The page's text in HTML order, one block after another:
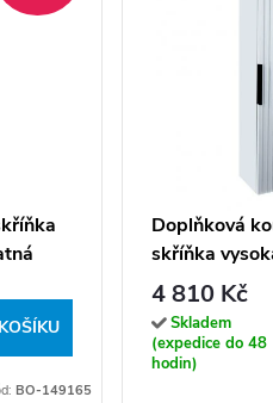
BO-149165
Doplňková
skříňka
bílá
4 810 Kč
Skladem
(expedice do 48
hodin)